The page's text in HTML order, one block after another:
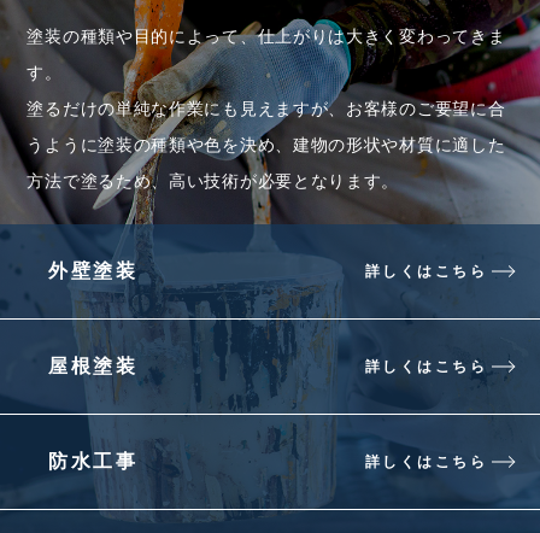
塗装の種類や目的によって、仕上がりは大きく変わってきま
す。
塗るだけの単純な作業にも見えますが、お客様のご要望に合
うように塗装の種類や色を決め、 建物の形状や材質に適した
方法で塗るため、高い技術が必要となります。
外壁塗装
屋根塗装
防水工事